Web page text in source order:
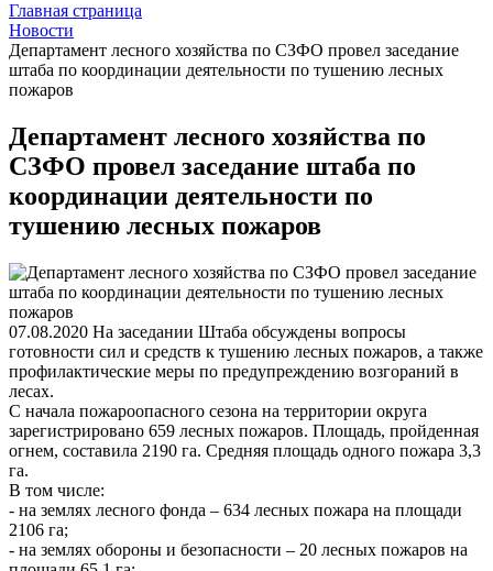
Главная страница
Новости
Департамент лесного хозяйства по СЗФО провел заседание
штаба по координации деятельности по тушению лесных
пожаров
Департамент лесного хозяйства по
СЗФО провел заседание штаба по
координации деятельности по
тушению лесных пожаров
07.08.2020 На заседании Штаба обсуждены вопросы
готовности сил и средств к тушению лесных пожаров, а также
профилактические меры по предупреждению возгораний в
лесах.
С начала пожароопасного сезона на территории округа
зарегистрировано 659 лесных пожаров. Площадь, пройденная
огнем, составила 2190 га. Средняя площадь одного пожара 3,3
га.
В том числе:
- на землях лесного фонда – 634 лесных пожара на площади
2106 га;
- на землях обороны и безопасности – 20 лесных пожаров на